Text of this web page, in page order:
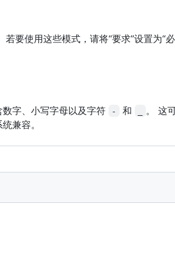
要使用这些模式，请将“要求”设置为“
字、小写字母以及字符 - 和
。 这
兼容。